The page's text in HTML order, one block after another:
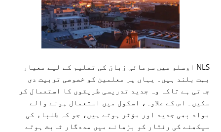
NLS اوسلو میں سرمائی زبان کی تعلیم کے لیے معیار
بہت بلند ہیں۔ یہاں پر معلمین کو خصوصی تربیت دی
جاتی ہے تاکہ وہ جدید تدریسی طریقوں کا استعمال کر
سکیں۔ اس کے علاوہ، اسکول میں استعمال ہونے والے
مواد بھی جدید اور مؤثر ہوتے ہیں، جو کہ طلباء کی
سیکھنے کی رفتار کو بڑھانے میں مددگار ثابت ہوتے